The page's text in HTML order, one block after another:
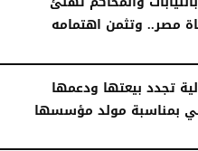
مصر.. وتثمن اهتمامه
تجدد بيعتها ودعمها
بمناسبة مولد مؤسسها